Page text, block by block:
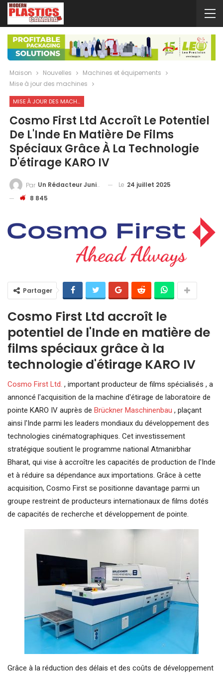
Maison Nouvelles
Machines et équipements
Mise à jour des machines
MISE À JOUR DES MACHINES
Cosmo First Ltd Accroît Le Potentiel
De L'Inde En Matière De Films
Spéciaux Grâce À La Technologie
D'étirage KARO IV
Par Un Rédacteur Junior Le 24 juillet 2025
8 845
Partager
Cosmo First Ltd accroît le
potentiel de l'Inde en matière de
films spéciaux grâce à la
technologie d'étirage KARO IV
Cosmo First Ltd. , important producteur de films spécialisés , a
annoncé l'acquisition de la machine d'étirage de laboratoire de
pointe KARO IV auprès de Brückner Maschinenbau , plaçant
ainsi l'Inde parmi les leaders mondiaux du développement des
technologies cinématographiques. Cet investissement
stratégique soutient le programme national Atmanirbhar
Bharat, qui vise à accroître les capacités de production de l'Inde
et à réduire sa dépendance aux importations. Grâce à cette
acquisition, Cosmo First se positionne davantage parmi un
groupe restreint de producteurs internationaux de films dotés
de capacités de recherche et développement de pointe.
Grâce à la réduction des délais et des coûts de développement